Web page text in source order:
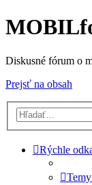
Diskusné fórum o
Prejsť na obsah
Rýchle